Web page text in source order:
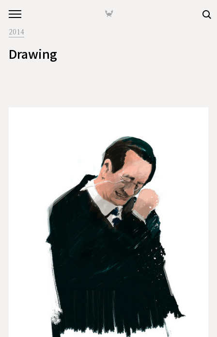
🦀
2014
Drawing